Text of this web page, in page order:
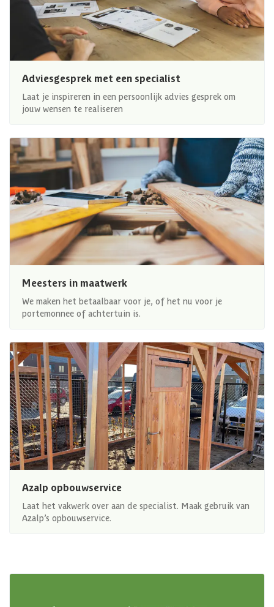
Adviesgesprek met een specialist
Laat je inspireren in een persoonlijk advies gesprek om
jouw wensen te realiseren
Meesters in maatwerk
We maken het betaalbaar voor je, of het nu voor je
portemonnee of achtertuin is.
Azalp opbouwservice
Laat het vakwerk over aan de specialist. Maak gebruik van
Azalp’s opbouwservice.